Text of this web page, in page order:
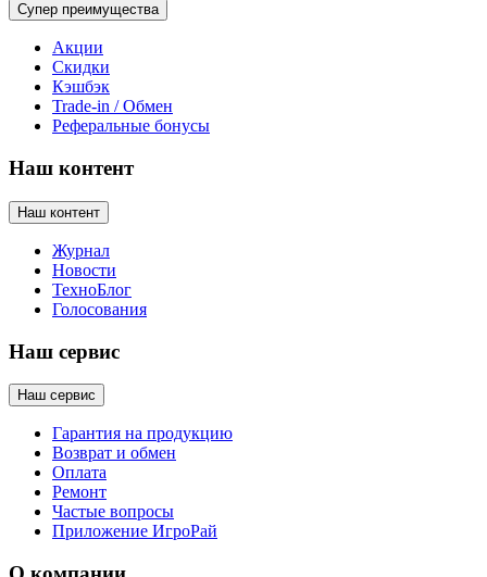
Супер преимущества
Акции
Скидки
Кэшбэк
Trade-in / Обмен
Реферальные бонусы
Наш контент
Наш контент
Журнал
Новости
ТехноБлог
Голосования
Наш сервис
Наш сервис
Гарантия на продукцию
Возврат и обмен
Оплата
Ремонт
Частые вопросы
Приложение ИгроРай